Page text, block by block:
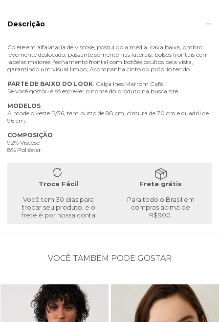
Descrição
Colete em alfaiataria de viscose, possui gola média, cava baixa, ombro
levemente deslocado, passante somente nas laterais, bolsos frontais com
lapelas maiores, fechamento frontal com botões ocultos pela vista,
garantindo um visual limpo; Acompanha cinto do próprio tecido.
PARTE DE BAIXO DO LOOK: Calça Ines Marrom Café.
Se você gostou é só escrever o nome do produto na busca site.
MODELOS
A modelo veste P/36, tem busto de 88 cm, cintura de 70 cm e quadril de
96 cm.
COMPOSIÇÃO
92% Viscose
8% Poliéster
Troca Fácil
Você tem 30 dias para
trocar seu produto, e o
frete é por nossa conta
Frete grátis
Para todo o Brasil em
compras acima de
R$900.
VOCÊ TAMBÉM PODE GOSTAR